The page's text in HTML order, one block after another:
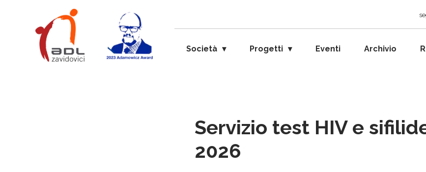
Società Progetti Eventi Archivio
Servizio test HIV e
2026